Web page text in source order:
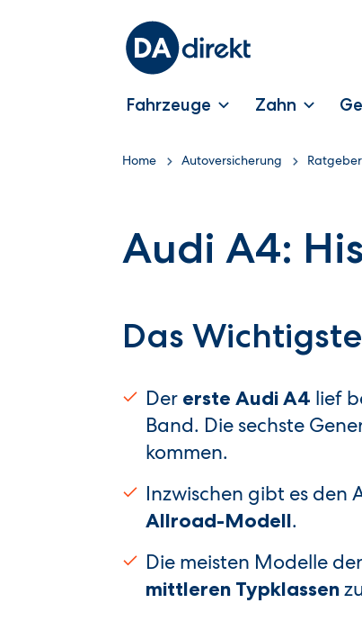
Fahrzeuge Zahn
Home Autoversicherung Ratgeber
Audi A4:
Das
Der erste Audi A4 lief
Band. Die sechste
kommen.
Inzwischen gibt es den
Allroad-Modell.
Die meisten Modelle
mittleren Typklassen